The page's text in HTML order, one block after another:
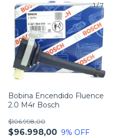
1/7
Bobina Encendido Fluence
2.0 M4r Bosch
$96.998,00
$106.998,00
9% OFF